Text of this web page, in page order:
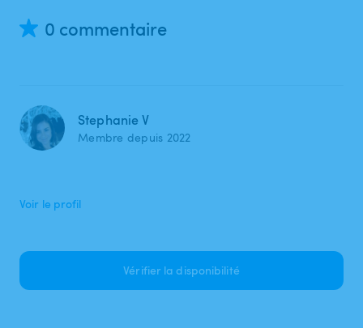
0 commentaire
Stephanie V
Membre depuis 2022
Voir le profil
Vérifier la disponibilité